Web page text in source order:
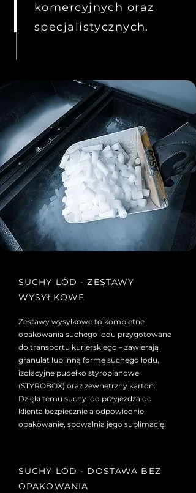
komercyjnych oraz
specjalistycznych.
SUCHY LÓD - ZESTAWY
WYSYŁKOWE
Zestawy wysyłkowe to kompletne
opakowania suchego lodu przygotowane
do transportu kurierskiego – zawierają
granulat lub inną formę suchego lodu,
izolacyjne pudełko styropianowe
(STYROBOX) oraz zewnętrzny karton.
Dzięki temu suchy lód przyjeżdża do
klienta bezpiecznie a odpowiednie
opakowanie, spowalnia jego sublimację.
SUCHY LÓD - DOSTAWA BEZ
OPAKOWANIA